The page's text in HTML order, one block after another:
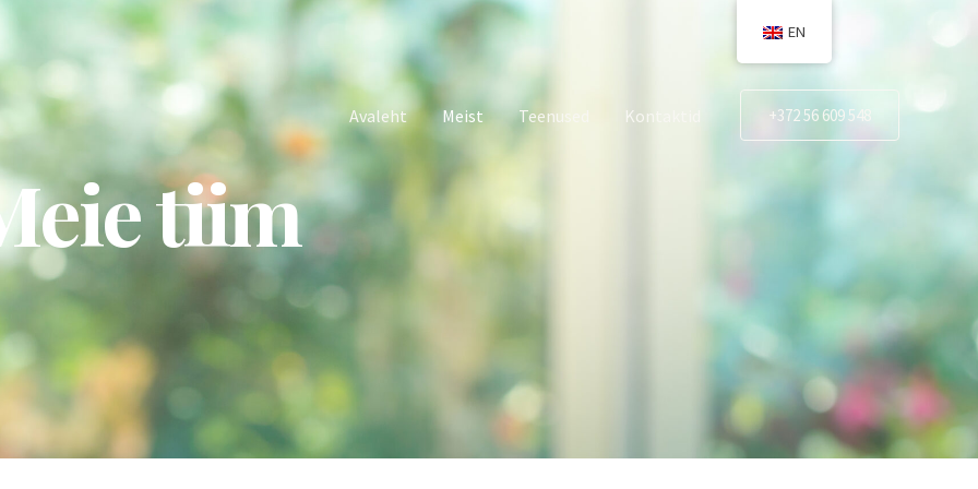
Avaleht
Meist Teenused Kontaktid +372 56 609 548
tiim
EN